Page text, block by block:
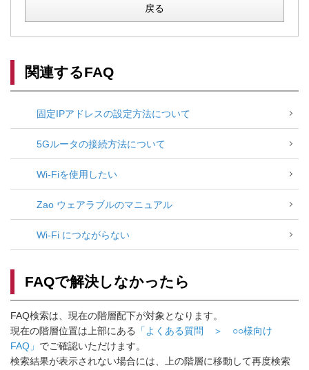
戻る
関連するFAQ
固定IPアドレスの設定方法について
5Gルータの接続方法について
Wi-Fiを使用したい
Zao ウェアラブルのマニュアル
Wi-Fi につながらない
FAQで解決しなかったら
FAQ検索は、現在の階層配下が対象となります。
現在の階層位置は上部にある
「よくある質問 ＞ ○○様向け
FAQ」 でご確認いただけます。
検索結果が表示されない場合には、上の階層に移動して再度検索